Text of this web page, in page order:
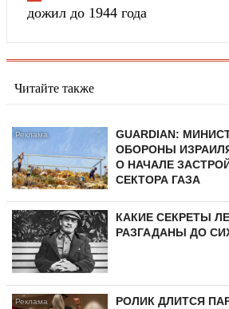
дожил до 1944 года
Читайте также
GUARDIAN:
ОБОРОНЫ
О НАЧАЛЕ
СЕКТОРА ГАЗА
КАКИЕ СЕКРЕТЫ
РАЗГАДАНЫ ДО
РОЛИК ДЛИТСЯ